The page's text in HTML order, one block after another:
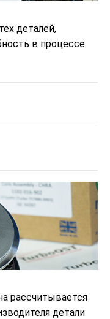
деталей,
в процессе
рассчитывается
детали